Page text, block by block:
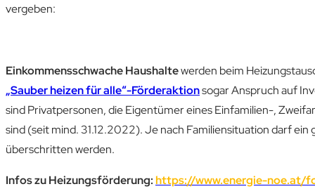
vergeben:
Einkommensschwache Haushaltewerden beim
„Sauber heizen für alle“-Förderaktionsogar Anspruch auf
sind Privatpersonen, die Eigentümer eines Einfamilien-,
sind (seit mind. 31.12.2022). Je nach Familiensituation darf
überschritten werden.
Infos zu Heizungsförderung:https://www.energie-noe.at/